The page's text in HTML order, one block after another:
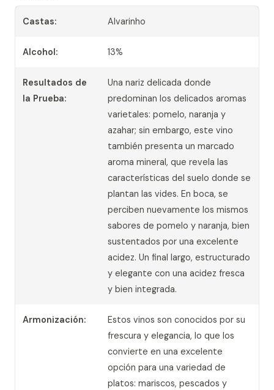
Castas: Alvarinho
Alcohol: 13%
Resultados de
la Prueba:
Una nariz delicada donde
predominan los delicados aromas
varietales: pomelo, naranja y
azahar; sin embargo, este vino
también presenta un marcado
aroma mineral, que revela las
características del suelo donde se
plantan las vides. En boca, se
perciben nuevamente los mismos
sabores de pomelo y naranja, bien
sustentados por una excelente
acidez. Un final largo, estructurado
y elegante con una acidez fresca
y bien integrada.
Armonización:
Estos vinos son conocidos por su
frescura y elegancia, lo que los
convierte en una excelente
opción para una variedad de
platos: mariscos, pescados y